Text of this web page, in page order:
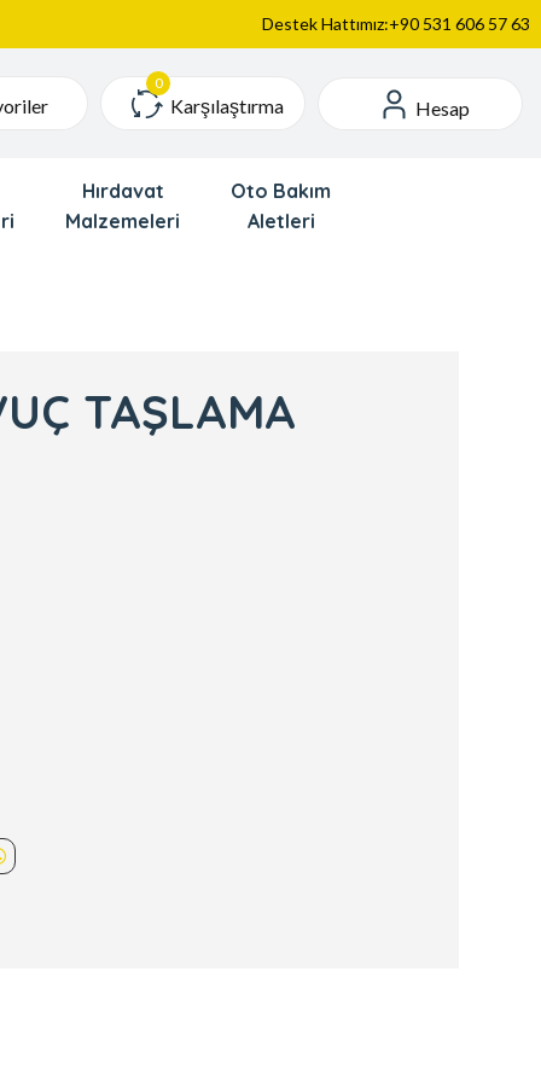
Destek Hattımız:+90 531 606 57 63
Karşılaştırma Hesap
Hırdavat
Malzemeleri
Oto Bakım
Aletleri
TAŞLAMA